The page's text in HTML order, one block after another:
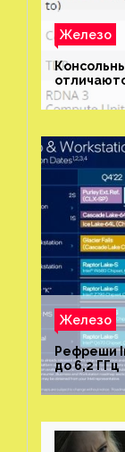
Железо
Железо
Рефреши
до 6,2 ГГц